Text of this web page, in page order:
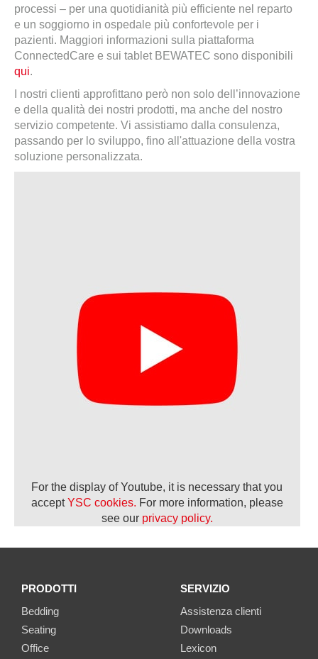
processi – per una quotidianità più efficiente nel reparto
e un soggiorno in ospedale più confortevole per i
pazienti. Maggiori informazioni sulla piattaforma
ConnectedCare e sui tablet BEWATEC sono disponibili
qui.
I nostri clienti approfittano però non solo dell’innovazione
e della qualità dei nostri prodotti, ma anche del nostro
servizio competente. Vi assistiamo dalla consulenza,
passando per lo sviluppo, fino all'attuazione della vostra
soluzione personalizzata.
For the display of Youtube, it is necessary that you
acceptYSC cookies. For more information, please
see our privacy policy.
PRODOTTI
Bedding
Seating
Office
SERVIZIO
Assistenza clienti
Downloads
Lexicon